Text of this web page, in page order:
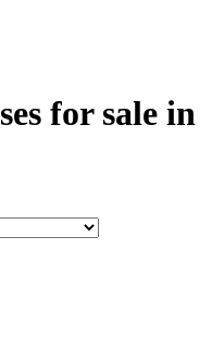
for sale in